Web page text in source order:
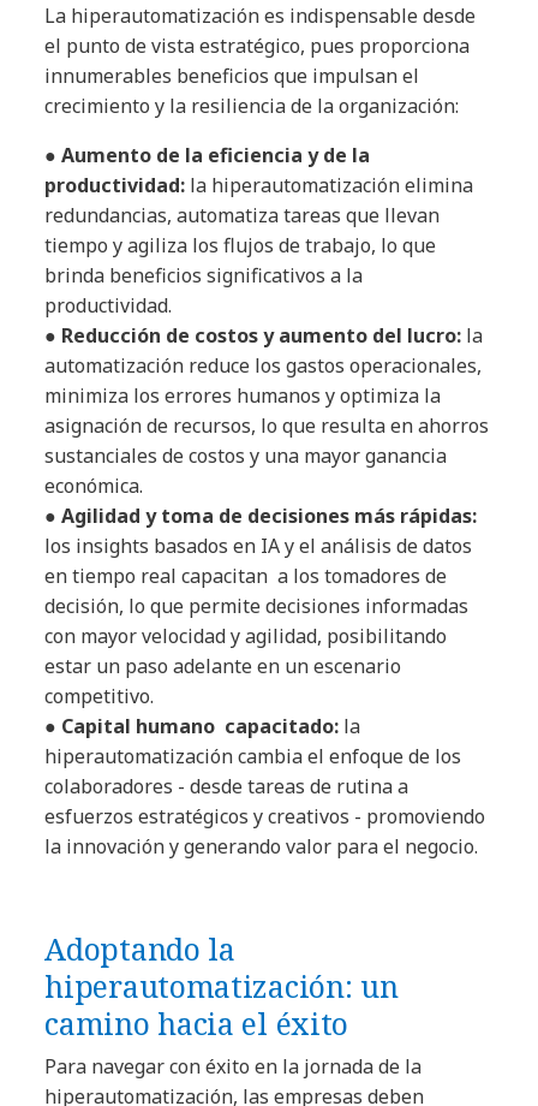
La hiperautomatización es indispensable desde
el punto de vista estratégico, pues proporciona
innumerables beneficios que impulsan el
crecimiento y la resiliencia de la organización:
● Aumento de la eficiencia y de la
productividad: la hiperautomatización elimina
redundancias, automatiza tareas que llevan
tiempo y agiliza los flujos de trabajo, lo que
brinda beneficios significativos a la
productividad.
● Reducción de costos y aumento del lucro: la
automatización reduce los gastos operacionales,
minimiza los errores humanos y optimiza la
asignación de recursos, lo que resulta en ahorros
sustanciales de costos y una mayor ganancia
económica.
● Agilidad y toma de decisiones más rápidas:
los insights basados en IA y el análisis de datos
en tiempo real capacitan a los tomadores de
decisión, lo que permite decisiones informadas
con mayor velocidad y agilidad, posibilitando
estar un paso adelante en un escenario
competitivo.
● Capital humano capacitado: la
hiperautomatización cambia el enfoque de los
colaboradores - desde tareas de rutina a
esfuerzos estratégicos y creativos - promoviendo
la innovación y generando valor para el negocio.
Adoptando la
hiperautomatización: un
camino hacia el éxito
Para navegar con éxito en la jornada de la
hiperautomatización, las empresas deben